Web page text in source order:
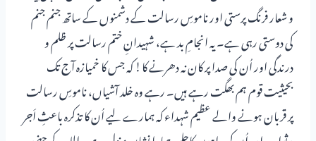
و شعار فرنگ پرستی اور ناموسِ رسالت کے دشمنوں کے ساتھ جنم جنم
کی دوستی رہی ہے۔ یہ انجامِ بد ہے، شہیدانِ ختم رسالت پر ظلم و
درندگی اور اُن کی صدا پر کان نہ دھرنے کا! کہ جس کا خمیازہ آج تک
بحیثیت قوم ہم بھگت رہے ہیں۔ رہے وہ خلد آشیاں، ناموسِ رسالت
پر قربان ہونے والے عظیم شہداء کہ ہمارے لیے اُن کا تذکرہ باعثِ اَجر